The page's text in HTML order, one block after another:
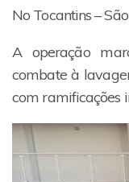
No Tocantins –
A operação
combate à
com ramificações